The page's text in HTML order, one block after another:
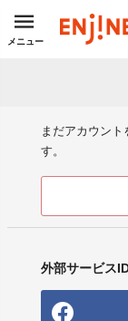
メニュー
まだアカウン
す。
外部サービス